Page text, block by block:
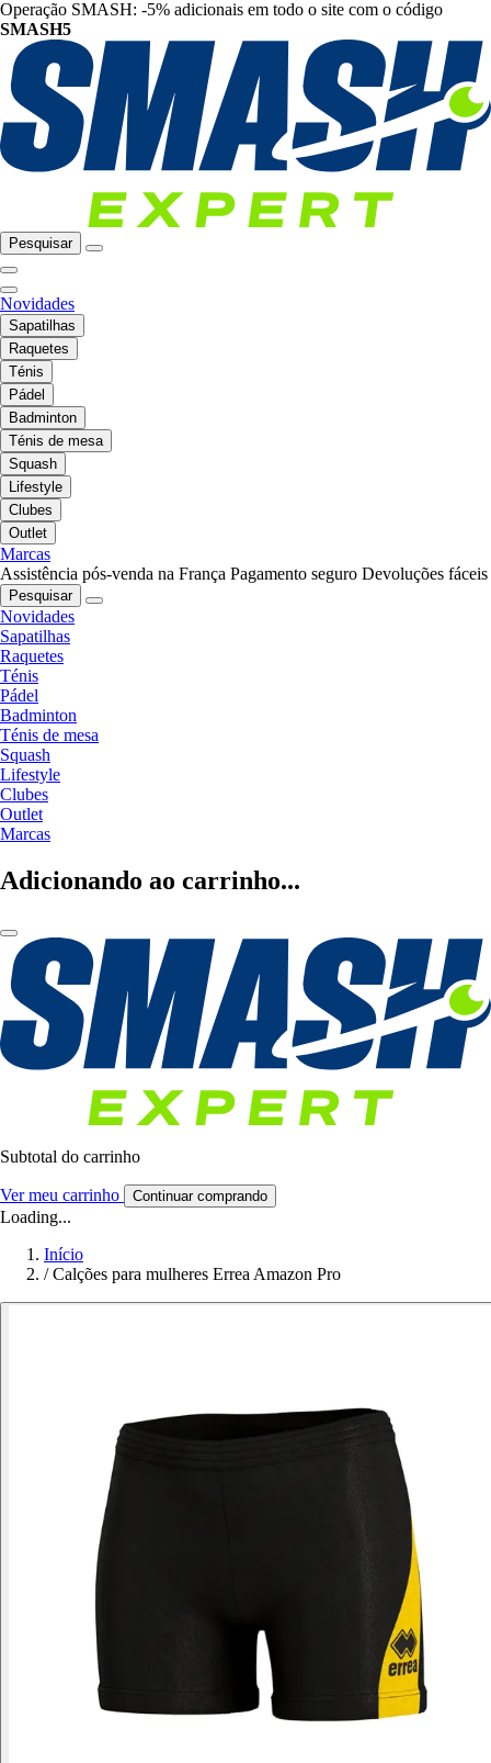
Operação SMASH: -5% adicionais em todo o site com o código
SMASH5
Pesquisar
Novidades
Sapatilhas
Raquetes
Ténis
Pádel
Badminton
Ténis de mesa
Squash
Lifestyle
Clubes
Outlet
Marcas
Assistência pós-venda na França Pagamento seguro Devoluções fáceis
Pesquisar
Novidades
Sapatilhas
Raquetes
Ténis
Pádel
Badminton
Ténis de mesa
Squash
Lifestyle
Clubes
Outlet
Marcas
Adicionando ao carrinho...
Subtotal do carrinho
Ver meu carrinho Continuar comprando
Loading...
Início
/ Calções para mulheres Errea Amazon Pro